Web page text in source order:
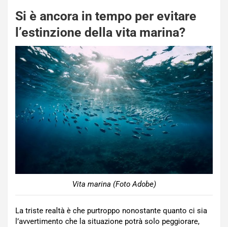
Si è ancora in tempo per evitare
l’estinzione della vita marina?
Vita marina (Foto Adobe)
La triste realtà è che purtroppo nonostante quanto ci sia
l’avvertimento che la situazione potrà solo peggiorare,